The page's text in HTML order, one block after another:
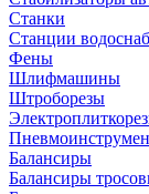
Станки
Станции
Фены
Шлифмашины
Штроборезы
Балансиры
Балансиры